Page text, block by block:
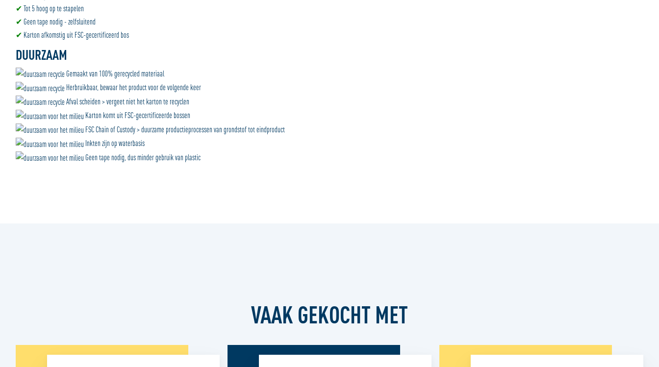
✔ Tot 5 hoog op te stapelen
✔ Geen tape nodig - zelfsluitend
✔ Karton afkomstig uit FSC-gecertificeerd bos
DUURZAAM
Gemaakt van 100% gerecycled materiaal
Herbruikbaar, bewaar het product voor de volgende keer
Afval scheiden > vergeet niet het karton te recyclen
Karton komt uit FSC-gecertificeerde bossen
FSC Chain of Custody > duurzame productieprocessen van grondstof tot eindproduct
Inkten zijn op waterbasis
Geen tape nodig, dus minder gebruik van plastic
VAAK GEKOCHT MET